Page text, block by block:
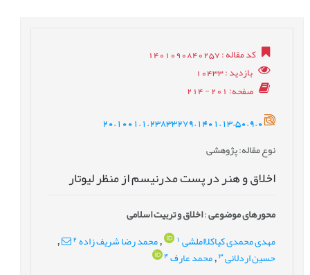
کد مقاله: 1401090840257
بازدید: 10433
صفحه: 201 - 214
20.1001.1.23833279.1401.13.50.9.0
نوع مقاله: پژوهشی
اخلاق و هنر در پست مدرنیسم از منظر لیوتار
محورهای موضوعی:اخلاق و تربیت اسلامی
مهدی محمدی کیاکلااملشی
,محمد رضا شریف زاده2
,
حسین اردلانی 3
,محمد عارف4